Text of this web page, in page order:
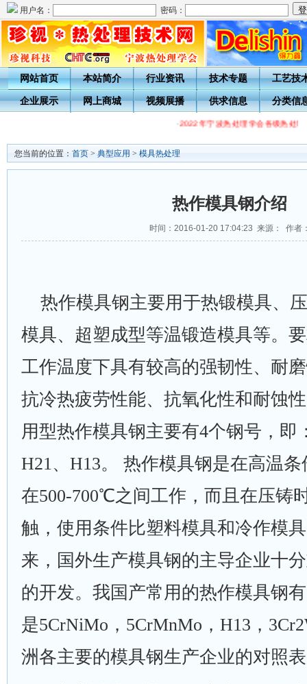
用户名： 密码：
网站首页 本站简介 行业资讯 技术专题 工艺技
企业展示 网上商城 视频展播 供求信息 分类信
2022年宁波热处理学会各级热处理
您当前的位置： 首页 > 典型应用 > 模具热处理
热作模具钢介绍
时间：2016-01-20 17:04:23 来源： 作者
热作模具钢主要用于热锻模具、
模具、超塑成型等温锻造模具等。
工作温度下具有较高的强韧性、耐
抗冷热疲劳性能、抗氧化性和耐蚀
用型热作模具钢主要有4个钢号，即
H21、H13。 热作模具钢是在高温
在500-700℃之间工作，而且在压铸
触，使用条件比塑料模具和冷作模
来，国外生产模具钢的主导企业十
的开发。我国产常用的热作模具钢
是5CrNiMo，5CrMnMo，H13，
洲各主要的模具钢生产企业的对